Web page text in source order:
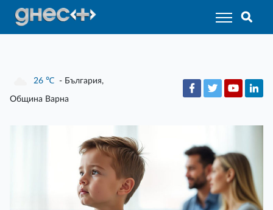
26 ℃ - България,
Община Варна